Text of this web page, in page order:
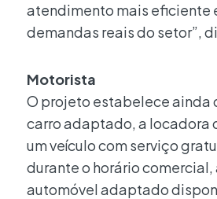
atendimento mais eficiente
demandas reais do setor”,
Motorista
O projeto estabelece ainda
carro adaptado, a locadora
um veículo com serviço
durante o horário comercial,
automóvel adaptado